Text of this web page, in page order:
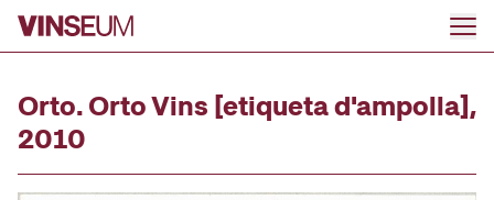
Anar al contingut
Orto. Orto Vins [etiqueta d'ampolla],
2010